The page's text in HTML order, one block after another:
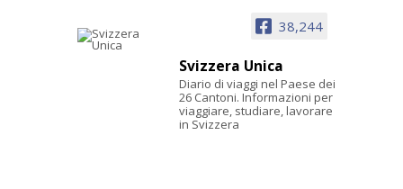
38,244
Svizzera Unica
Diario di viaggi nel Paese dei
26 Cantoni. Informazioni per
viaggiare, studiare, lavorare
in Svizzera